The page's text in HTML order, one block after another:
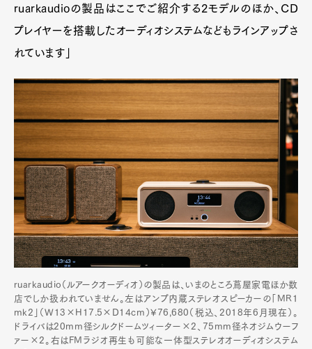
ruarkaudioの製品はここでご紹介する2モデルのほか、CD
プレイヤーを搭載したオーディオシステムなどもラインアップさ
れています」
ruarkaudio（ルアークオーディオ）️の製品は、いまのところ蔦屋家電ほか数
店でしか扱われていません。左はアンプ内蔵ステレオスピーカーの「MR1
mk2」（W13×H17.5×D14cm）¥76,680（税込、2018年6月現在）。
ドライバは20mm径シルクドームツィーター×2、75mm径ネオジムウーフ
ァー×2。右はFMラジオ再生も可能な一体型ステレオオーディオシステム